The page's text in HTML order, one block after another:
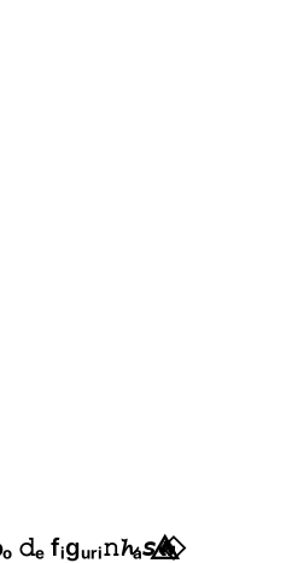
𝚍ₑ fᵢgᵤᵣᵢ𝚗𝓱ₐ𝘴🔥⃟⃤